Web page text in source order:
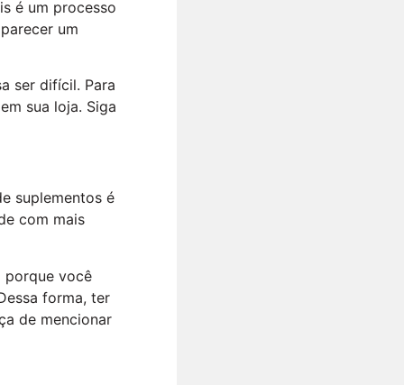
é um processo
um
ser difícil. Para
sua loja. Siga
suplementos é
com mais
porque você
forma, ter
de mencionar